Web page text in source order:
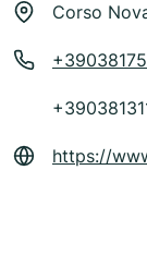
Corso
https://